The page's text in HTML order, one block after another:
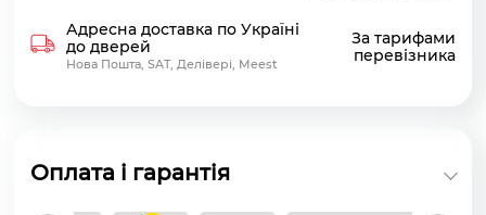
Адресна доставка по Україні
до дверей
Нова Пошта, SAT, Делівері, Meest
За тарифами
перевізника
Оплата і гарантія